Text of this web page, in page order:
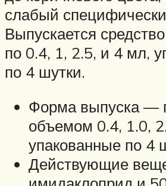
слабый
Выпускается
по 0.4, 1, 2.5, и 4 мл,
по 4 шутки.
Форма выпуска —
объемом 0.4, 1.0,
упакованные по 4
Действующие